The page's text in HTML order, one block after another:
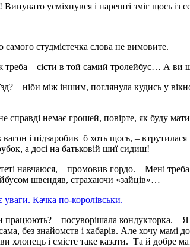
усміхнувся і нарешті зміг щось із
студмістечка слова не вимовите.
– сісти в той самий тролейбус… А ви
– ніби між іншим, поглянула кудись у
немає грошей, повірте, як буду
і підзаробив б хоть щось, –
а досі на батьковій шиї сидиш!
навчаюся, – промовив гордо. – Мені
швендяв, страхаючи «зайців»…
уваги. Качка по-королівськи.
– посуворішала кондукторка. –
без знайомств і хабарів. Але хочу мамі
хлопець і смієте таке казати. Та й добре